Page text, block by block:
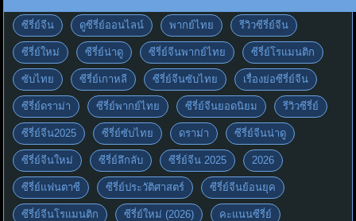
ซีรี่ย์จีน ดูซีรี่ย์ออนไลน์ พากย์ไทย รีวิวซีรี่ย์จีน
ซีรี่ย์ใหม่ ซีรี่ย์น่าดู ซีรี่ย์จีนพากย์ไทย ซีรี่ย์โรแมนติก
ซับไทย ซีรี่ย์เกาหลี ซีรี่ย์จีนซับไทย เรื่องย่อซีรี่ย์จีน
ซีรี่ย์ดราม่า ซีรี่ย์พากย์ไทย ซีรี่ย์จีนยอดนิยม รีวิวซีรี่ย์
ซีรี่ย์จีน2025 ซีรี่ย์ซับไทย ดราม่า ซีรี่ย์จีนน่าดู
ซีรี่ย์จีนใหม่ ซีรี่ย์ลึกลับ ซีรี่ย์จีน 2025 2026
ซีรี่ย์แฟนตาซี ซีรี่ย์ประวัติศาสตร์ ซีรี่ย์จีนย้อนยุค
ซีรี่ย์จีนโรแมนติก ซีรี่ย์ใหม่ (2026) คะแนนซีรี่ย์